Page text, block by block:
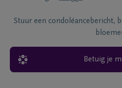
Stuur een condoléancebericht,
Betuig je